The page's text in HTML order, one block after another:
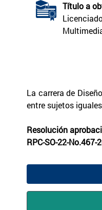
Título a
La carrera de
entre sujetos
Resolución
RPC-SO-22-No.467-